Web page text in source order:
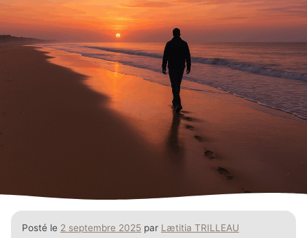
Posté le 2 septembre 2025 par Lætitia TRILLEAU